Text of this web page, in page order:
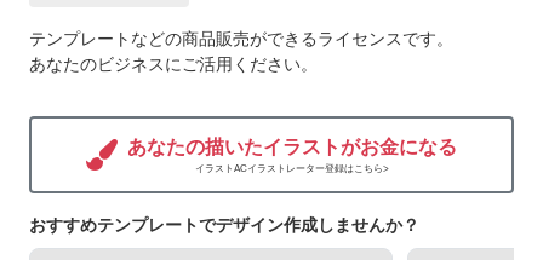
テンプレートなどの商品販売ができるライセンスです。
あなたのビジネスにご活用ください。
あなたの描いたイラストがお金になる
イラストACイラストレーター登録はこちら>
おすすめテンプレートでデザイン作成しませんか？